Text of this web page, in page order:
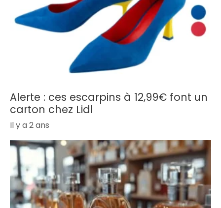
Alerte : ces escarpins à 12,99€ font un
carton chez Lidl
Il y a 2 ans